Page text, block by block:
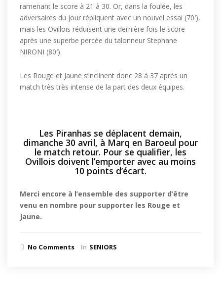
ramenant le score à 21 à 30. Or, dans la foulée, les
adversaires du jour répliquent avec un nouvel essai (70′),
mais les Ovillois réduisent une dernière fois le score
après une superbe percée du talonneur Stephane
NIRONI (80′).
Les Rouge et Jaune s’inclinent donc 28 à 37 après un
match très très intense de la part des deux équipes.
Les Piranhas se déplacent demain,
dimanche 30 avril, à Marq en Baroeul pour
le match retour. Pour se qualifier, les
Ovillois doivent l’emporter avec au moins
10 points d’écart.
Merci encore à l’ensemble des supporter d’être
venu en nombre pour supporter les Rouge et
Jaune.
No Comments In SENIORS